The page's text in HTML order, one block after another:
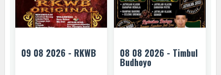
09 08 2026 - RKWB 08 08 2026 - Timbul
Budhoyo